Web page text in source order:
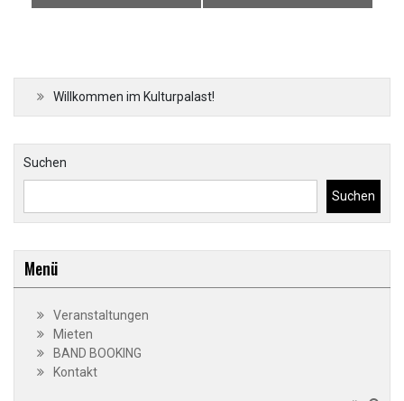
Willkommen im Kulturpalast!
Suchen
Suchen
Menü
Veranstaltungen
Mieten
BAND BOOKING
Kontakt